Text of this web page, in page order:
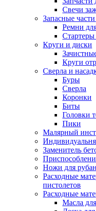
Свечи
Запасные
Ремни
Стартеры
Круги и диски
Круги
Сверла и
Буры
Сверла
Коронки
Биты
Головки
Пики
Малярный
Заменитель
Ножи для
Расходные
пистолетов
Расходные
Масла